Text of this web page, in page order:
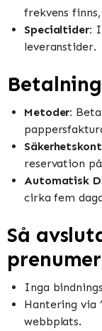
frekvens
Specialtider:
leveranstider.
Metoder:
reservation
Automatisk
cirka fem
Så
Inga
Hantering via
webbplats.